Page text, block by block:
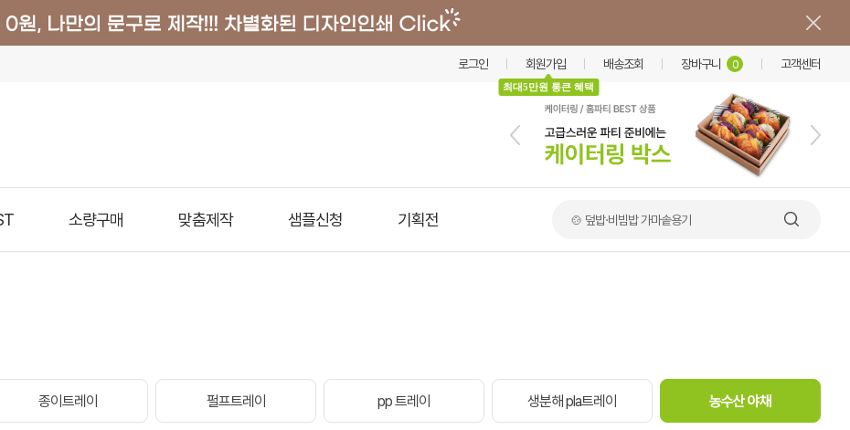
로그인 회원가입
최대5만원 통큰 혜택
배송조회 장바구니 0 고객센터
소량구매 맞춤제작 샘플신청 기획전 🍲 덮밥·비빔밥 가마솥용기
종이트레이 펄프트레이 pp 트레이 생분해 pla트레이 농수산 야채